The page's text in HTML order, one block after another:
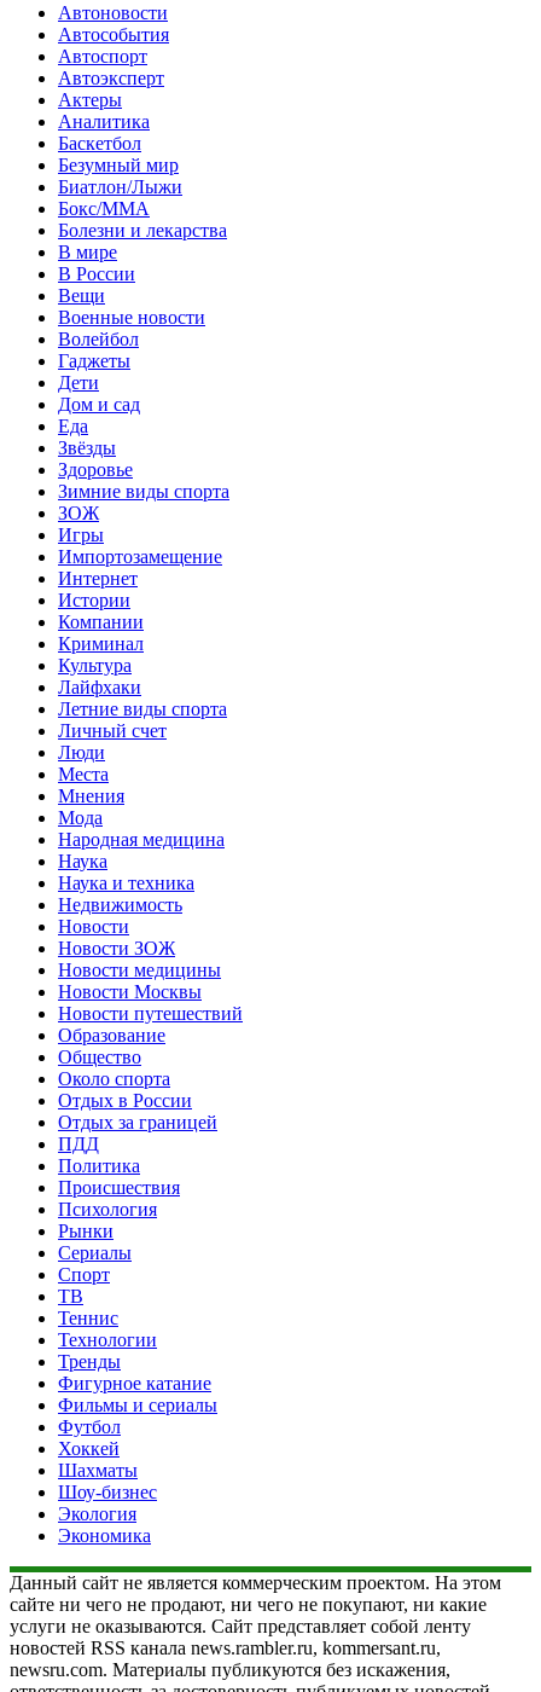
Автоновости
Автособытия
Автоспорт
Автоэксперт
Актеры
Аналитика
Баскетбол
Безумный мир
Биатлон/Лыжи
Бокс/MMA
Болезни и лекарства
В мире
В России
Вещи
Военные новости
Волейбол
Гаджеты
Дети
Дом и сад
Еда
Звёзды
Здоровье
Зимние виды спорта
ЗОЖ
Игры
Импортозамещение
Интернет
Истории
Компании
Криминал
Культура
Лайфхаки
Летние виды спорта
Личный счет
Люди
Места
Мнения
Мода
Народная медицина
Наука
Наука и техника
Недвижимость
Новости
Новости ЗОЖ
Новости медицины
Новости Москвы
Новости путешествий
Образование
Общество
Около спорта
Отдых в России
Отдых за границей
ПДД
Политика
Происшествия
Психология
Рынки
Сериалы
Спорт
ТВ
Теннис
Технологии
Тренды
Фигурное катание
Фильмы и сериалы
Футбол
Хоккей
Шахматы
Шоу-бизнес
Экология
Экономика
Данный сайт не является коммерческим проектом. На этом
сайте ни чего не продают, ни чего не покупают, ни какие
услуги не оказываются. Сайт представляет собой ленту
новостей RSS канала news.rambler.ru, kommersant.ru,
newsru.com. Материалы публикуются без искажения,